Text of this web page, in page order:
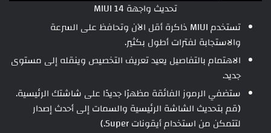
تحديث واجهة MIUI 14
تستخدم MIUI ذاكرة أقل الآن وتحافظ على السرعة
والاستجابة لفترات أطول بكثير.
الاهتمام بالتفاصيل يعيد تعريف التخصيص وينقله إلى مستوى
جديد.
ستضفي الرموز الفائقة مظهرًا جديدًا على شاشتك الرئيسية.
(قم بتحديث الشاشة الرئيسية والسمات إلى أحدث إصدار
لتتمكن من استخدام أيقونات Super.)